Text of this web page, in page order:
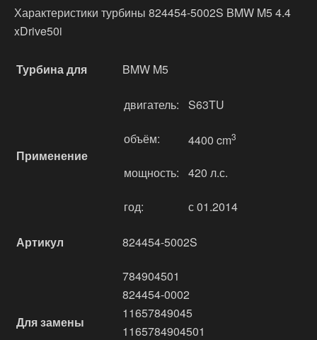
Характеристики турбины 824454-5002S BMW M5 4.4
xDrive50i
Турбина для BMW M5
Применение
двигатель: S63TU
объём: 4400 cm3
мощность: 420 л.с.
год: с 01.2014
Артикул 824454-5002S
Для замены
784904501
824454-0002
11657849045
1165784904501